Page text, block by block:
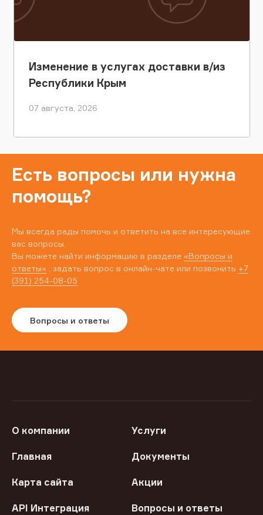
Изменение в услугах доставки в/из
Республики Крым
07 августа, 2026
Есть вопросы или нужна
помощь?
Мы всегда рады помочь и ответить на все интересующие
вас вопросы.
Вы можете найти информацию в разделе «Вопросы и
ответы» , задать вопрос в онлайн-чате или позвонить +7
(391) 254-08-05
Вопросы и ответы
О компании Услуги
Главная Документы
Карта сайта Акции
API Интеграция Вопросы и ответы